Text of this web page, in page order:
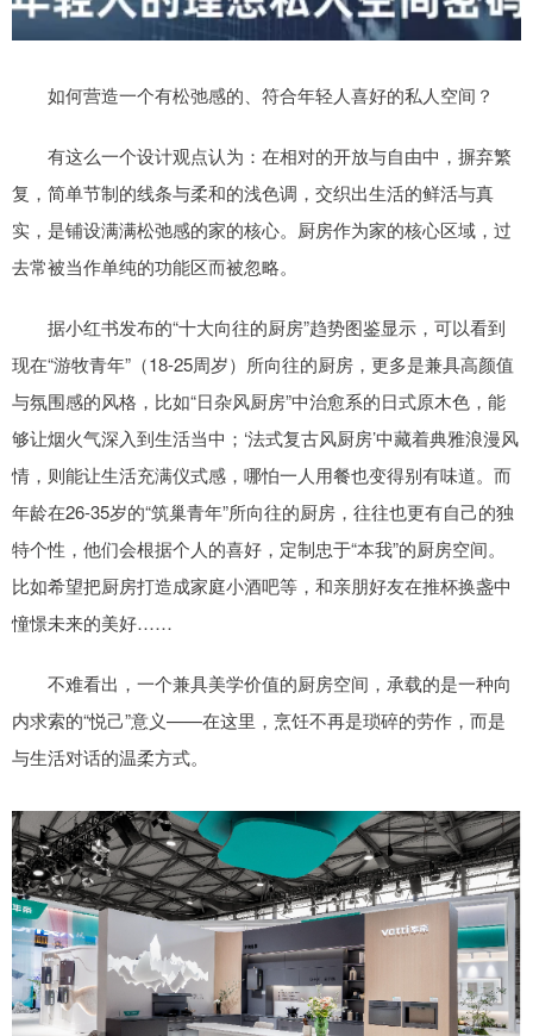
如何营造一个有松弛感的、符合年轻人喜好的私人空间？
有这么一个设计观点认为：在相对的开放与自由中，摒弃繁
复，简单节制的线条与柔和的浅色调，交织出生活的鲜活与真
实，是铺设满满松弛感的家的核心。厨房作为家的核心区域，过
去常被当作单纯的功能区而被忽略。
据小红书发布的“十大向往的厨房”趋势图鉴显示，可以看到
现在“游牧青年”（18-25周岁）所向往的厨房，更多是兼具高颜值
与氛围感的风格，比如“日杂风厨房”中治愈系的日式原木色，能
够让烟火气深入到生活当中；‘法式复古风厨房’中藏着典雅浪漫风
情，则能让生活充满仪式感，哪怕一人用餐也变得别有味道。而
年龄在26-35岁的“筑巢青年”所向往的厨房，往往也更有自己的独
特个性，他们会根据个人的喜好，定制忠于“本我”的厨房空间。
比如希望把厨房打造成家庭小酒吧等，和亲朋好友在推杯换盏中
憧憬未来的美好……
不难看出，一个兼具美学价值的厨房空间，承载的是一种向
内求索的“悦己”意义——在这里，烹饪不再是琐碎的劳作，而是
与生活对话的温柔方式。